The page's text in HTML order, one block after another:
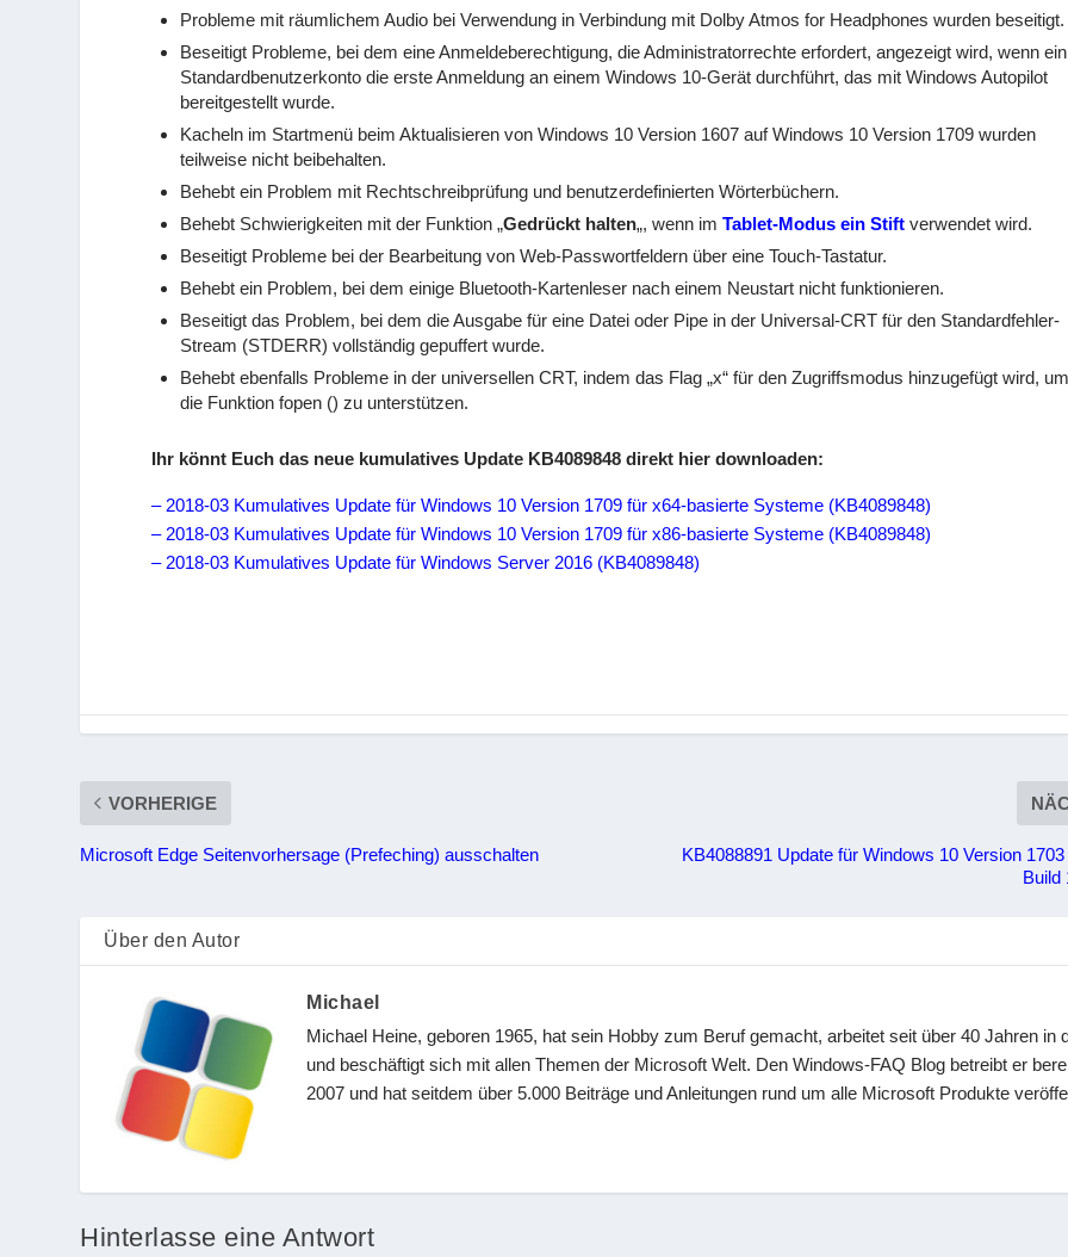
Probleme mit räumlichem Audio bei Verwendung in Verbindung mit Dolby Atmos for Headphones wurden beseitigt.
Beseitigt Probleme, bei dem eine Anmeldeberechtigung, die Administratorrechte erfordert, angezeigt wird, wenn ein
Standardbenutzerkonto die erste Anmeldung an einem Windows 10-Gerät durchführt, das mit Windows Autopilot
bereitgestellt wurde.
Kacheln im Startmenü beim Aktualisieren von Windows 10 Version 1607 auf Windows 10 Version 1709 wurden
teilweise nicht beibehalten.
Behebt ein Problem mit Rechtschreibprüfung und benutzerdefinierten Wörterbüchern.
Behebt Schwierigkeiten mit der Funktion „Gedrückt halten„, wenn imTablet-Modus ein Stift verwendet wird.
Beseitigt Probleme bei der Bearbeitung von Web-Passwortfeldern über eine Touch-Tastatur.
Behebt ein Problem, bei dem einige Bluetooth-Kartenleser nach einem Neustart nicht funktionieren.
Beseitigt das Problem, bei dem die Ausgabe für eine Datei oder Pipe in der Universal-CRT für den Standardfehler-
Stream (STDERR) vollständig gepuffert wurde.
Behebt ebenfalls Probleme in der universellen CRT, indem das Flag „x“ für den Zugriffsmodus hinzugefügt wird,
die Funktion fopen () zu unterstützen.
Ihr könnt Euch das neue kumulatives Update KB4089848 direkt hier downloaden:
– 2018-03 Kumulatives Update für Windows 10 Version 1709 für x64-basierte Systeme (KB4089848)
– 2018-03 Kumulatives Update für Windows 10 Version 1709 für x86-basierte Systeme (KB4089848)
– 2018-03 Kumulatives Update für Windows Server 2016 (KB4089848)
VORHERIGE
Microsoft Edge Seitenvorhersage (Prefeching) ausschalten
KB4088891 Update für Windows 10 Version
Build
Über den Autor
Michael
Michael Heine, geboren 1965, hat sein Hobby zum Beruf gemacht, arbeitet seit über 40 Jahren in
und beschäftigt sich mit allen Themen der Microsoft Welt. Den Windows-FAQ Blog betreibt er
2007 und hat seitdem über 5.000 Beiträge und Anleitungen rund um alle Microsoft Produkte
Hinterlasse eine Antwort